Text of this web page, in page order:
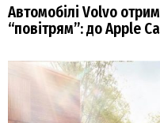
Автомобілі Volvo
“повітрям”: до Apple